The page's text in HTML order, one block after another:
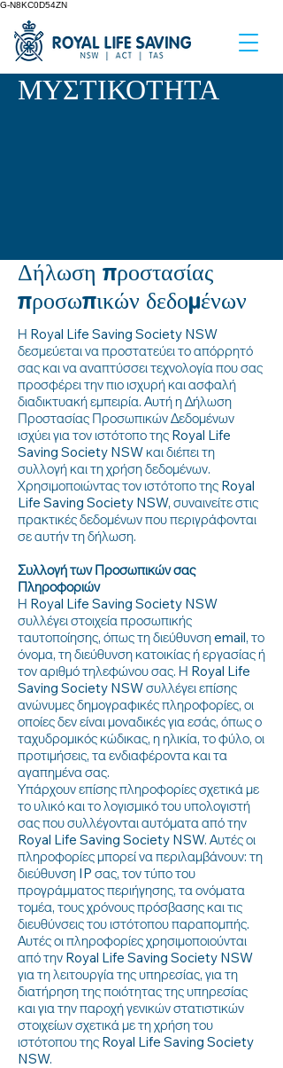
G-N8KC0D54ZN
ΜΥΣΤΙΚΟΤΗΤΑ
Δήλωση προστασίας
προσωπικών δεδομένων
Η Royal Life Saving Society NSW
δεσμεύεται να προστατεύει το απόρρητό
σας και να αναπτύσσει τεχνολογία που σας
προσφέρει την πιο ισχυρή και ασφαλή
διαδικτυακή εμπειρία. Αυτή η Δήλωση
Προστασίας Προσωπικών Δεδομένων
ισχύει για τον ιστότοπο της Royal Life
Saving Society NSW και διέπει τη
συλλογή και τη χρήση δεδομένων.
Χρησιμοποιώντας τον ιστότοπο της Royal
Life Saving Society NSW, συναινείτε στις
πρακτικές δεδομένων που περιγράφονται
σε αυτήν τη δήλωση.
Συλλογή των Προσωπικών σας
Πληροφοριών
Η Royal Life Saving Society NSW
συλλέγει στοιχεία προσωπικής
ταυτοποίησης, όπως τη διεύθυνση email, το
όνομα, τη διεύθυνση κατοικίας ή εργασίας ή
τον αριθμό τηλεφώνου σας. Η Royal Life
Saving Society NSW συλλέγει επίσης
ανώνυμες δημογραφικές πληροφορίες, οι
οποίες δεν είναι μοναδικές για εσάς, όπως ο
ταχυδρομικός κώδικας, η ηλικία, το φύλο, οι
προτιμήσεις, τα ενδιαφέροντα και τα
αγαπημένα σας.
Υπάρχουν επίσης πληροφορίες σχετικά με
το υλικό και το λογισμικό του υπολογιστή
σας που συλλέγονται αυτόματα από την
Royal Life Saving Society NSW. Αυτές οι
πληροφορίες μπορεί να περιλαμβάνουν: τη
διεύθυνση IP σας, τον τύπο του
προγράμματος περιήγησης, τα ονόματα
τομέα, τους χρόνους πρόσβασης και τις
διευθύνσεις του ιστότοπου παραπομπής.
Αυτές οι πληροφορίες χρησιμοποιούνται
από την Royal Life Saving Society NSW
για τη λειτουργία της υπηρεσίας, για τη
διατήρηση της ποιότητας της υπηρεσίας
και για την παροχή γενικών στατιστικών
στοιχείων σχετικά με τη χρήση του
ιστότοπου της Royal Life Saving Society
NSW.